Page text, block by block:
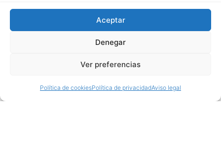
Aceptar
Denegar
Ver preferencias
Política de cookiesPolítica de privacidadAviso legal